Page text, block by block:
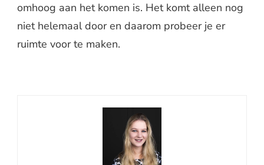
omhoog aan het komen is. Het komt alleen nog
niet helemaal door en daarom probeer je er
ruimte voor te maken.